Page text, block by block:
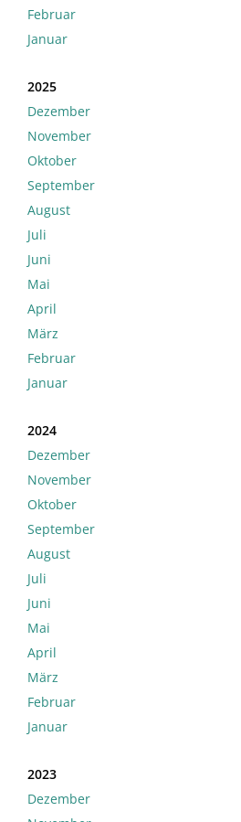
Februar
Januar
2025
Dezember
November
Oktober
September
August
Juli
Juni
Mai
April
März
Februar
Januar
2024
Dezember
November
Oktober
September
August
Juli
Juni
Mai
April
März
Februar
Januar
2023
Dezember